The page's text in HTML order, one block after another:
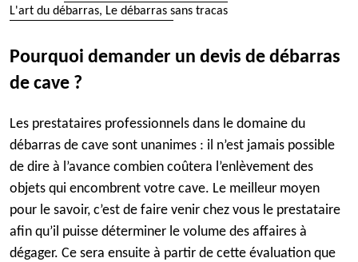
L'art du débarras, Le débarras sans tracas
Pourquoi demander un devis de débarras
de cave ?
Les prestataires professionnels dans le domaine du
débarras de cave sont unanimes : il n’est jamais possible
de dire à l’avance combien coûtera l’enlèvement des
objets qui encombrent votre cave. Le meilleur moyen
pour le savoir, c’est de faire venir chez vous le prestataire
afin qu’il puisse déterminer le volume des affaires à
dégager. Ce sera ensuite à partir de cette évaluation que